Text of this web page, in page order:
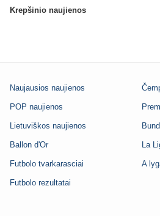
Krepšinio naujienos
Naujausios naujienos
POP naujienos
Lietuviškos naujienos
Ballon d'Or
Futbolo tvarkarasciai
Futbolo rezultatai
La
A